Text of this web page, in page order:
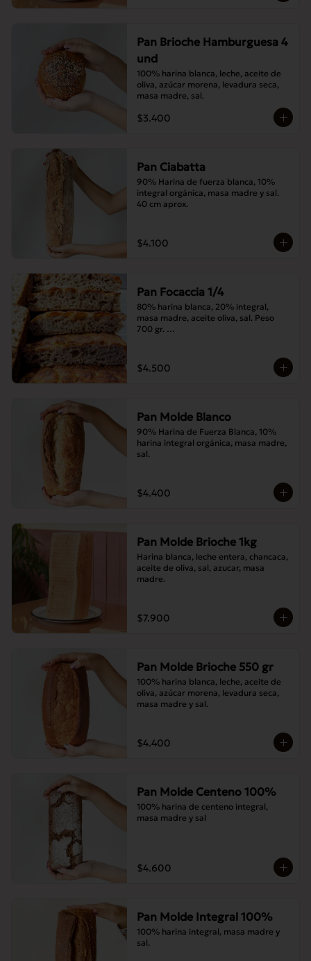
Pan Brioche Hamburguesa 4
und
100% harina blanca, leche, aceite de
oliva, azúcar morena, levadura seca,
masa madre, sal.
$3.400
Pan Ciabatta
90% Harina de fuerza blanca, 10%
integral orgánica, masa madre y sal.
40 cm aprox.
$4.100
Pan Focaccia 1/4
80% harina blanca, 20% integral,
masa madre, aceite oliva, sal. Peso
700 gr.
$4.500
Pan Molde Blanco
90% Harina de Fuerza Blanca, 10%
harina integral orgánica, masa madre,
sal.
$4.400
Pan Molde Brioche 1kg
Harina blanca, leche entera, chancaca,
aceite de oliva, sal, azucar, masa
madre.
$7.900
Pan Molde Brioche 550 gr
100% harina blanca, leche, aceite de
oliva, azúcar morena, levadura seca,
masa madre y sal.
$4.400
Pan Molde Centeno 100%
100% harina de centeno integral,
masa madre y sal
$4.600
Pan Molde Integral 100%
100% harina integral, masa madre y
sal.